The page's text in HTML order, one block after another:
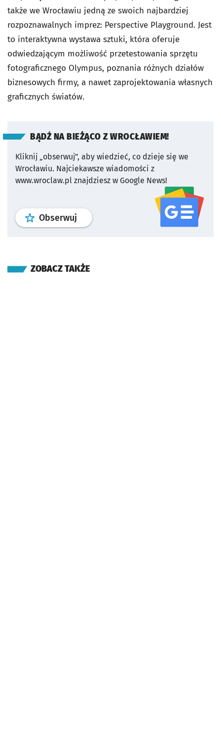
także we Wrocławiu jedną ze swoich najbardziej
rozpoznawalnych imprez: Perspective Playground. Jest
to interaktywna wystawa sztuki, która oferuje
odwiedzającym możliwość przetestowania sprzętu
fotograficznego Olympus, poznania różnych działów
biznesowych firmy, a nawet zaprojektowania własnych
graficznych światów.
BĄDŹ NA BIEŻĄCO Z WROCŁAWIEM!
Kliknij „obserwuj”, aby wiedzieć, co dzieje się we
Wrocławiu. Najciekawsze wiadomości z
www.wroclaw.pl znajdziesz w Google News!
Obserwuj profil serwisu
ZOBACZ TAKŻE